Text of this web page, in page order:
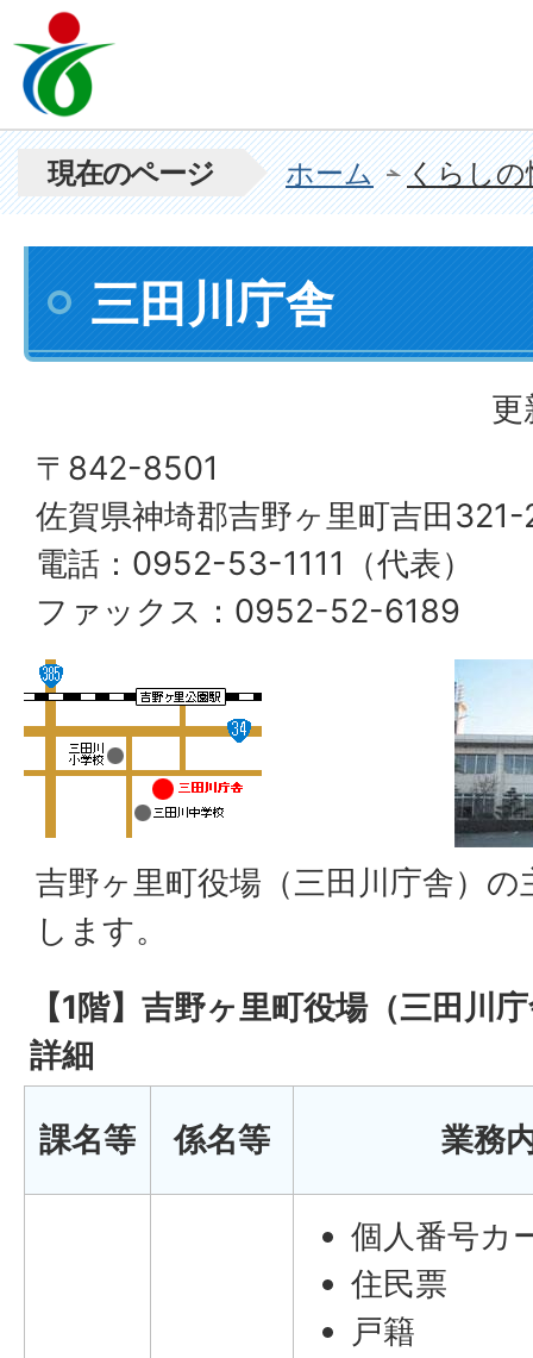
現在のページ ホーム くらしの
三田川庁舎
更
〒842-8501
佐賀県神埼郡吉野ヶ里町吉田321-
電話：0952-53-1111（代表）
ファックス：0952-52-6189
吉野ヶ里町役場（三田川庁舎）
します。
【1階】吉野ヶ里町役場（三田川
詳細
課名等 係名等 業務
個人番号カ
住民票
戸籍